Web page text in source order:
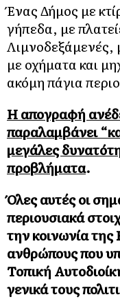
Ένας Δήμος με
γήπεδα, με
Λιμνοδεξάμενές,
με οχήματα και
ακόμη πάγια
Η απογραφή
παραλαμβάνει
μεγάλες
προβλήματα.
Όλες αυτές οι
περιουσιακά
την κοινωνία
ανθρώπους που
Τοπική
γενικά τους